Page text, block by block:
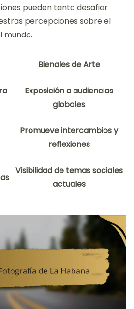
pueden tanto desafiar
percepciones sobre el
mundo.
Bienales de Arte
Exposición a audiencias
globales
Promueve intercambios y
reflexiones
Visibilidad de temas sociales
actuales